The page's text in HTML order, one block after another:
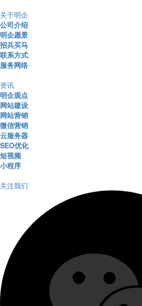
关于明企
公司介绍
明企愿景
招兵买马
联系方式
服务网络
资讯
明企观点
网站建设
网站营销
微信营销
云服务器
SEO优化
短视频
小程序
关注我们